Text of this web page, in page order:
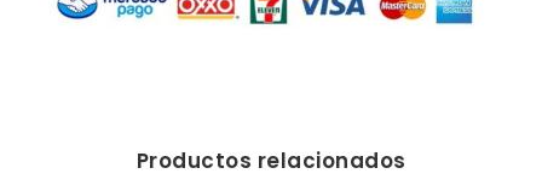
Productos relacionados